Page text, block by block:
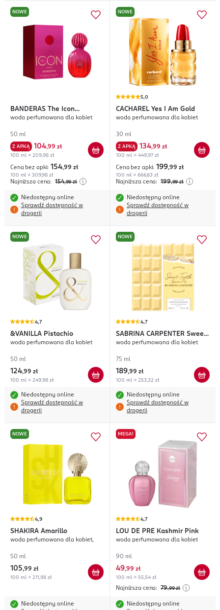
NOWE
BANDERAS The Icon
Supreme
woda perfumowana dla kobiet
50 ml
Z APKĄ 104,99 zł
100 ml = 209,98 zł
Cena bez apki: 154,99 zł
100 ml = 309,98 zł
Najniższa cena: 154,99 zł
Niedostępny online
Sprawdź dostępność w
drogerii
NOWE
5,0
CACHAREL Yes I Am Gold
woda perfumowana dla kobiet
30 ml
Z APKĄ 134,99 zł
100 ml = 449,97 zł
Cena bez apki: 199,99 zł
100 ml = 666,63 zł
Najniższa cena: 199,99 zł
Niedostępny online
Sprawdź dostępność w
drogerii
NOWE
4,7
&VANILLA Pistachio
woda perfumowana dla kobiet
50 ml
124,99 zł
100 ml = 249,98 zł
Niedostępny online
Sprawdź dostępność w
drogerii
NOWE
4,7
SABRINA CARPENTER Sweet
Tooth Lemon Pie
woda perfumowana dla kobiet
75 ml
189,99 zł
100 ml = 253,32 zł
Niedostępny online
Sprawdź dostępność w
drogerii
NOWE
4,9
SHAKIRA Amarillo
woda perfumowana dla kobiet,
50 ml
105,99 zł
100 ml = 211,98 zł
Niedostępny online
MEGA!
4,7
LOU DE PRE Kashmir Pink
woda perfumowana dla kobiet
90 ml
49,99 zł
100 ml = 55,54 zł
Najniższa cena: 79,99 zł
Niedostępny online